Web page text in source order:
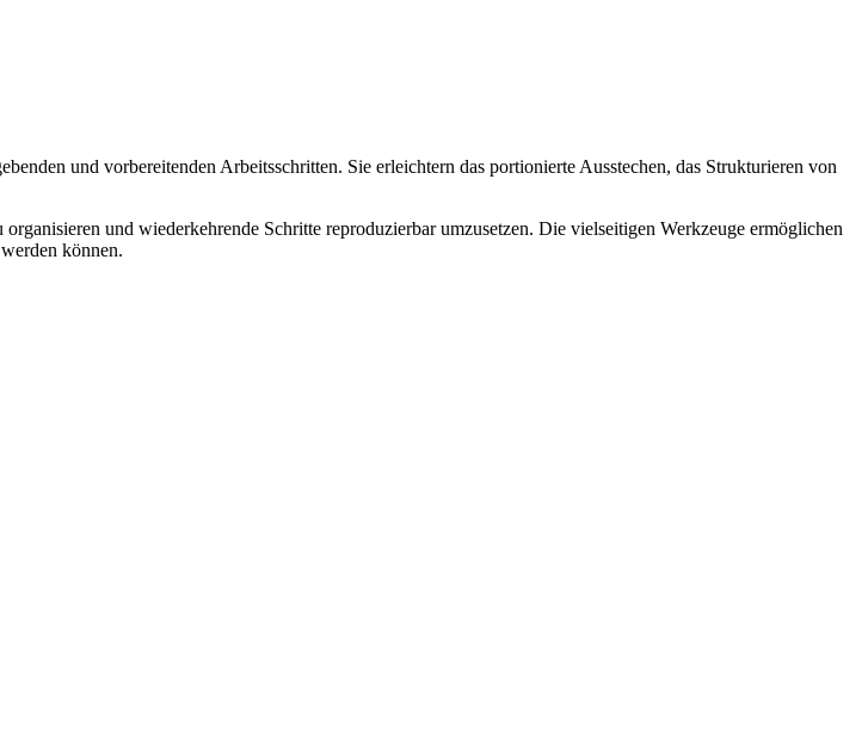
und vorbereitenden Arbeitsschritten. Sie erleichtern das portionierte Ausstechen, das Strukturieren von
und wiederkehrende Schritte reproduzierbar umzusetzen. Die vielseitigen Werkzeuge ermöglichen
können.